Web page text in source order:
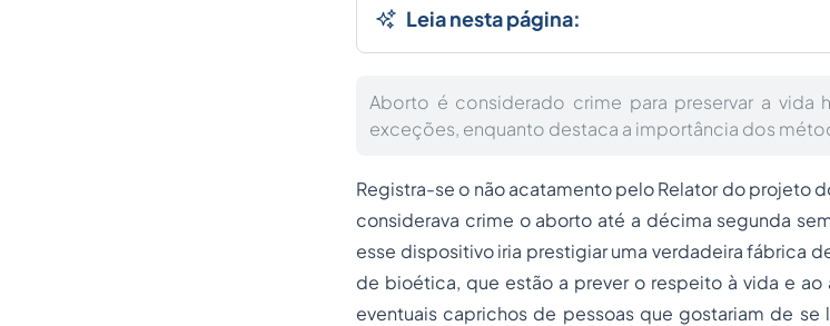
Leia nesta página:
Aborto é considerado crime para preservar a vida
exceções, enquanto destaca a importância dos
Registra-se o não acatamento pelo Relator do projeto
considerava crime o aborto até a décima segunda
esse dispositivo iria prestigiar uma verdadeira fábrica
de bioética, que estão a prever o respeito à vida e ao
eventuais caprichos de pessoas que gostariam de se